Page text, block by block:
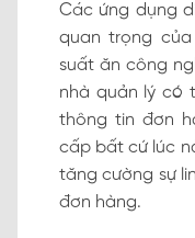
Các ứng dụng
quan trọng
suất ăn công
nhà quản lý có
thông tin đơn
cấp bất cứ lúc
tăng cường sự
đơn hàng.